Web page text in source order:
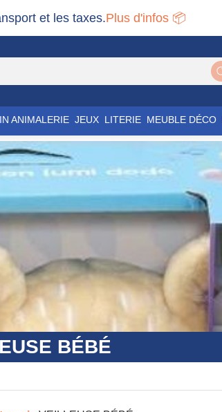
et les taxes.Plus d'infos 📦
ANIMALERIE JEUX LITERIE MEUBLE DÉCO
BÉBÉ